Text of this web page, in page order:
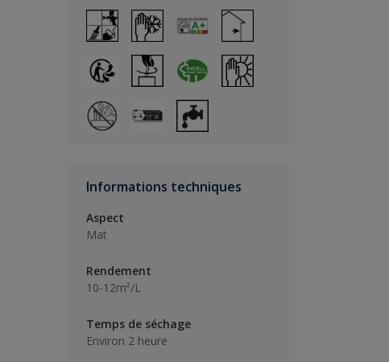
Informations techniques
Aspect
Mat
Rendement
10-12m²/L
Temps de séchage
Environ 2 heure